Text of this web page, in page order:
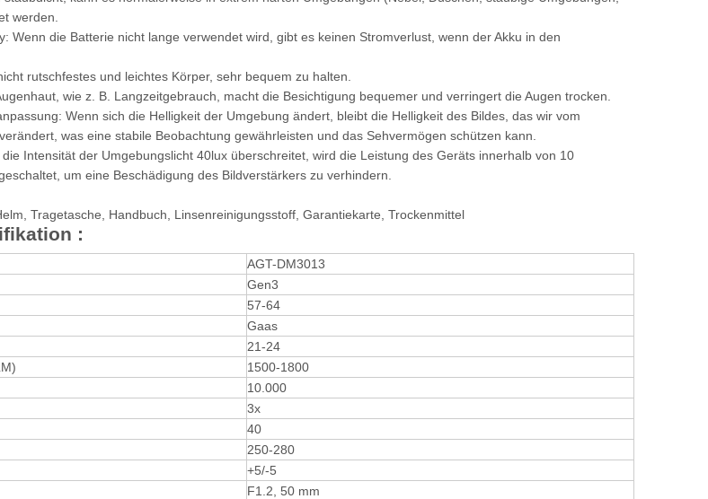
werden.
Wenn die Batterie nicht lange verwendet wird, gibt es keinen Stromverlust, wenn der Akku in den
rutschfestes und leichtes Körper, sehr bequem zu halten.
wie z. B. Langzeitgebrauch, macht die Besichtigung bequemer und verringert die Augen trocken.
Wenn sich die Helligkeit der Umgebung ändert, bleibt die Helligkeit des Bildes, das wir vom
was eine stabile Beobachtung gewährleisten und das Sehvermögen schützen kann.
Intensität der Umgebungslicht 40lux überschreitet, wird die Leistung des Geräts innerhalb von 10
um eine Beschädigung des Bildverstärkers zu verhindern.
Tragetasche, Handbuch, Linsenreinigungsstoff, Garantiekarte, Trockenmittel
:
AGT-DM3013
Gen3
57-64
Gaas
21-24
1500-1800
10.000
3x
40
250-280
+5/-5
F1.2, 50 mm